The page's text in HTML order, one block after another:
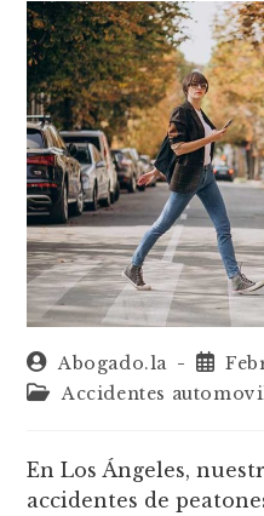
Abogado.la
Accidentes
En Los Ángeles,
accidentes de